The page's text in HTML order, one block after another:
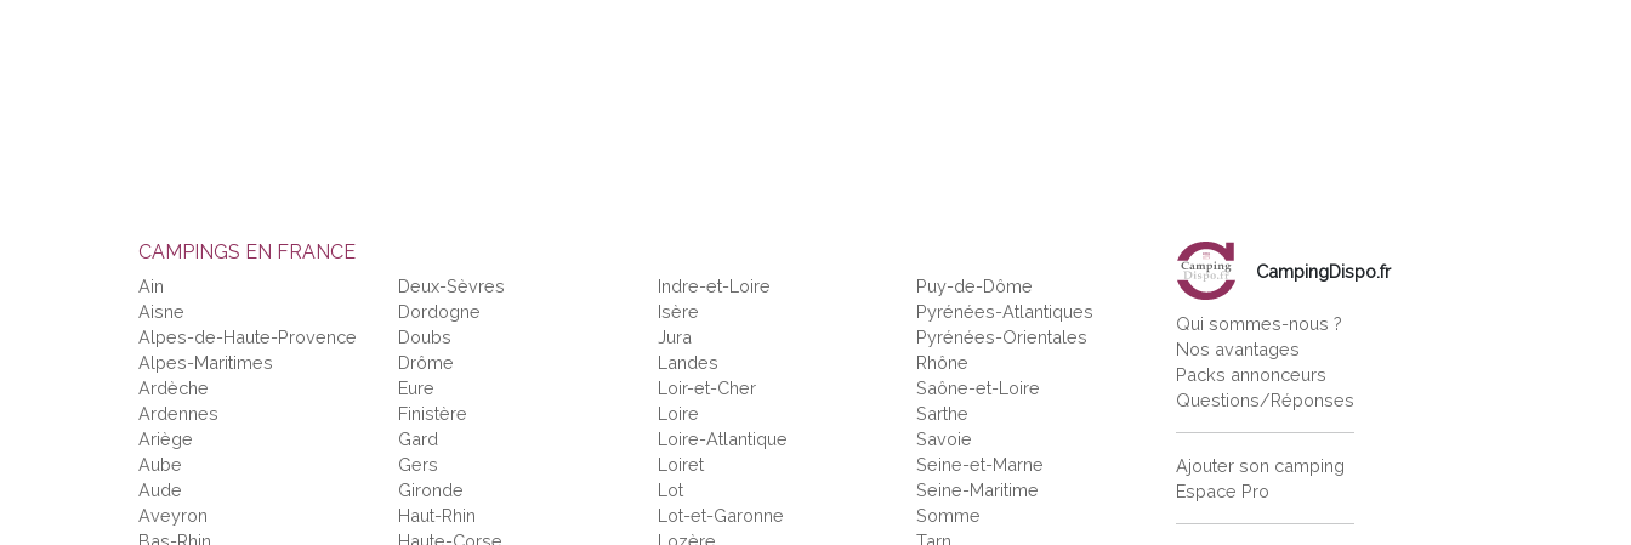
CAMPINGS EN FRANCE
Ain
Aisne
Alpes-de-Haute-Provence
Alpes-Maritimes
Ardèche
Ardennes
Ariège
Aube
Aude
Aveyron
Bas-Rhin
Deux-Sèvres
Dordogne
Doubs
Drôme
Eure
Finistère
Gard
Gers
Gironde
Haut-Rhin
Haute-Corse
Indre-et-Loire
Isère
Jura
Landes
Loir-et-Cher
Loire
Loire-Atlantique
Loiret
Lot
Lot-et-Garonne
Lozère
Puy-de-Dôme
Pyrénées-Atlantiques
Pyrénées-Orientales
Rhône
Saône-et-Loire
Sarthe
Savoie
Seine-et-Marne
Seine-Maritime
Somme
Tarn
CampingDispo.fr
Qui sommes-nous ?
Nos avantages
Packs annonceurs
Questions/Réponses
Ajouter son camping
Espace Pro